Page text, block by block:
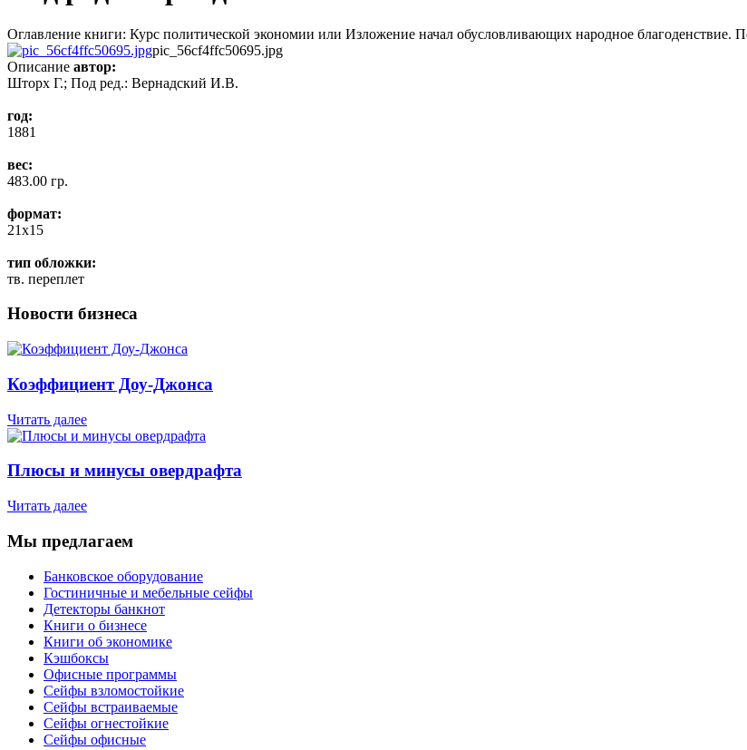
Оглавление книги: Курс политической экономии или Изложение начал обусловливающих народное благоденствие.
pic_56cf4ffc50695.jpg
Описание автор:
Шторх Г.; Под ред.: Вернадский И.В.
год:
1881
вес:
483.00 гр.
формат:
21x15
тип обложки:
тв. переплет
Новости бизнеса
Коэффициент Доу-Джонса
Читать далее
Плюсы и минусы овердрафта
Читать далее
Мы предлагаем
Банковское оборудование
Гостиничные и мебельные сейфы
Детекторы банкнот
Книги о бизнесе
Книги об экономике
Кэшбоксы
Офисные программы
Сейфы взломостойкие
Сейфы встраиваемые
Сейфы огнестойкие
Сейфы офисные